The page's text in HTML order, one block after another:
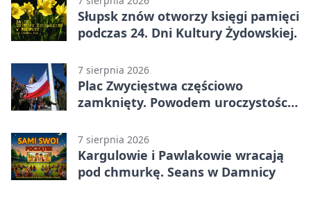
Słupsk znów otworzy księgi pamięci
podczas 24. Dni Kultury Żydowskiej.
7 sierpnia 2026
Plac Zwycięstwa częściowo
zamknięty. Powodem uroczystości
7 sierpnia 2026
Kargulowie i Pawlakowie wracają
pod chmurkę. Seans w Damnicy